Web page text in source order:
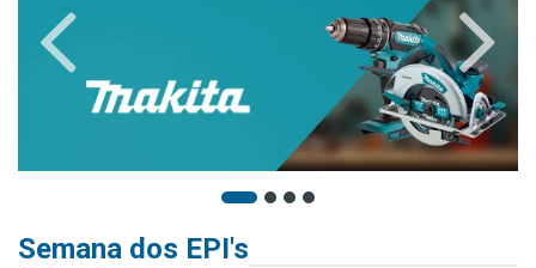
Semana dos EPI's